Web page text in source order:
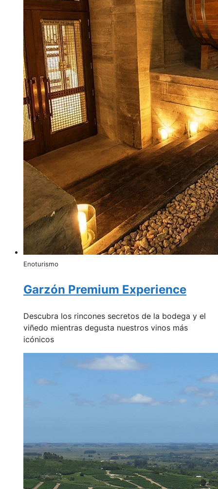
Enoturismo
Garzón Premium Experience
Descubra los rincones secretos de la bodega y el
viñedo mientras degusta nuestros vinos más
icónicos